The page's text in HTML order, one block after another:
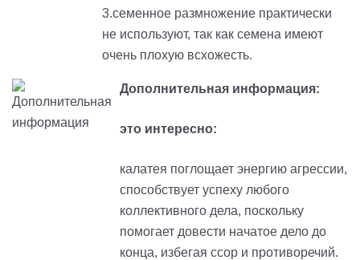
3.семенное размножение практически
не используют, так как семена имеют
очень плохую всхожесть.
Дополнительная информация:
это интересно:
калатея поглощает энергию агрессии,
способствует успеху любого
коллективного дела, поскольку
помогает довести начатое дело до
конца, избегая ссор и противоречий.